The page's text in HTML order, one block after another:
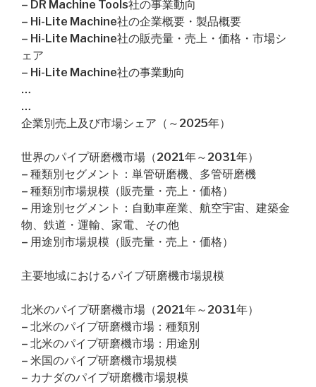
– DR Machine Tools社の事業動向
– Hi-Lite Machine社の企業概要・製品概要
– Hi-Lite Machine社の販売量・売上・価格・市場シ
ェア
– Hi-Lite Machine社の事業動向
…
…
企業別売上及び市場シェア（～2025年）
世界のパイプ研磨機市場（2021年～2031年）
– 種類別セグメント：単管研磨機、多管研磨機
– 種類別市場規模（販売量・売上・価格）
– 用途別セグメント：自動車産業、航空宇宙、建築金
物、鉄道・運輸、家電、その他
– 用途別市場規模（販売量・売上・価格）
主要地域におけるパイプ研磨機市場規模
北米のパイプ研磨機市場（2021年～2031年）
– 北米のパイプ研磨機市場：種類別
– 北米のパイプ研磨機市場：用途別
– 米国のパイプ研磨機市場規模
– カナダのパイプ研磨機市場規模